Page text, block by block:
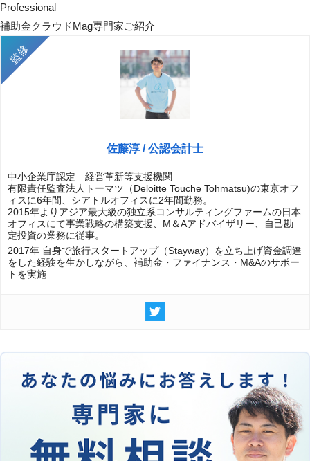
Professional
補助金クラウドMag専門家ご紹介
佐藤淳 / 公認会計士
中小企業庁認定 経営革新等支援機関
有限責任監査法人トーマツ（Deloitte Touche Tohmatsu)の東京オフ
ィスに6年間、シアトルオフィスに2年間勤務。
2015年よりアジア最大級の独立系コンサルティングファームの日本
オフィスにて事業戦略の構築支援、M＆Aアドバイザリー、自己勘
定投資の業務に従事。
2017年 自身で旅行スタートアップ（Stayway）を立ち上げ資金調達
をした経験を生かしながら、補助金・ファイナンス・M&Aのサポー
トを実施